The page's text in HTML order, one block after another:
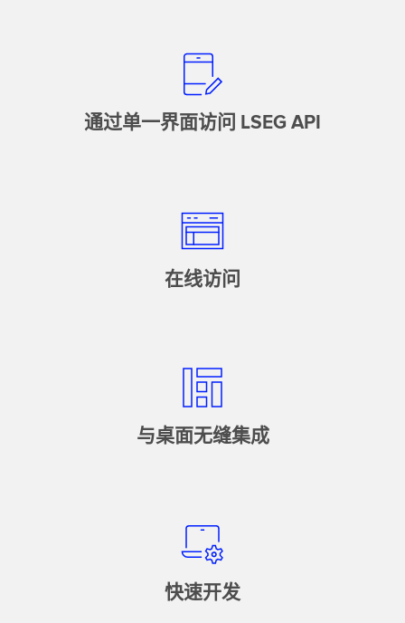
通过单一界面访问 LSEG API
在线访问
与桌面无缝集成
快速开发